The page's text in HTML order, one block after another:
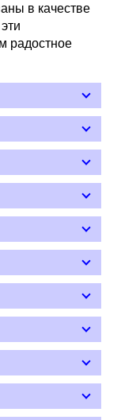
в качестве
радостное